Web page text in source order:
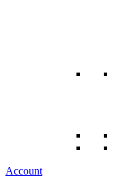
Account